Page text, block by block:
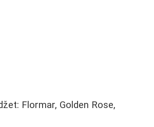
Flormar, Golden Rose,